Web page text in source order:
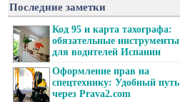
Последние заметки
Код 95 и карта тахографа:
обязательные инструменты
для водителей Испании
Оформление прав на
спецтехнику: Удобный путь
через Prava2.com